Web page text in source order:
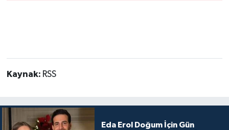
Kaynak: RSS
Eda Erol Doğum İçin Gün